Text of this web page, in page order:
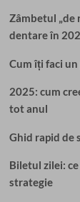
Zâmbetul „de
dentare în
Cum îți faci
2025: cum
tot anul
Ghid rapid de
Biletul zilei:
strategie